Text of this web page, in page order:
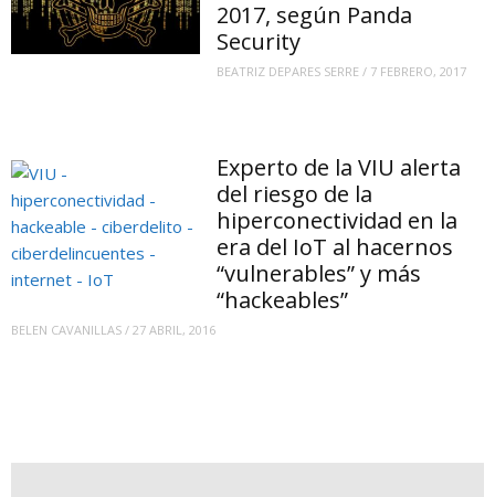
2017, según Panda
Security
BEATRIZ DEPARES SERRE / 7 FEBRERO, 2017
Experto de la VIU alerta
del riesgo de la
hiperconectividad en la
era del IoT al hacernos
“vulnerables” y más
“hackeables”
BELEN CAVANILLAS / 27 ABRIL, 2016